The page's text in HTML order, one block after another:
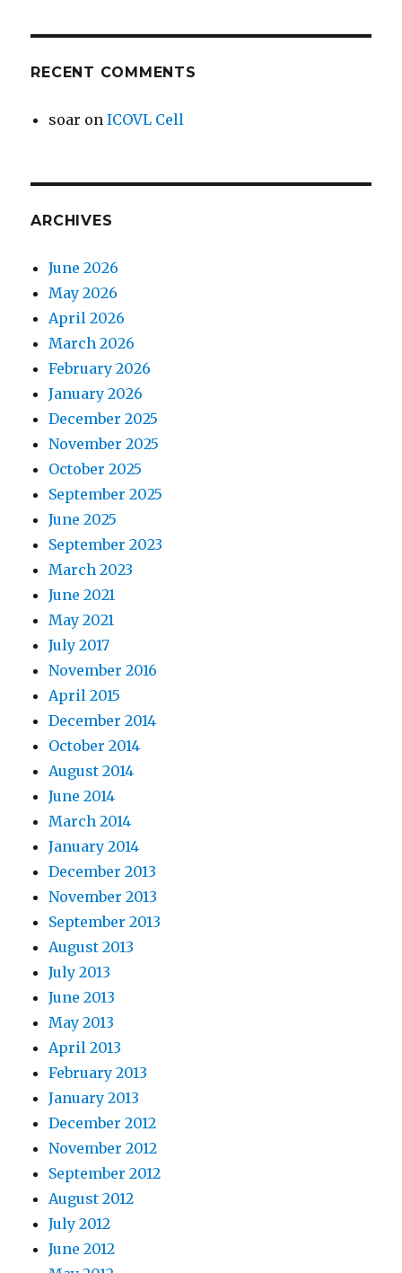
RECENT COMMENTS
soar onICOVL Cell
ARCHIVES
June 2026
May 2026
April 2026
March 2026
February 2026
January 2026
December 2025
November 2025
October 2025
September 2025
June 2025
September 2023
March 2023
June 2021
May 2021
July 2017
November 2016
April 2015
December 2014
October 2014
August 2014
June 2014
March 2014
January 2014
December 2013
November 2013
September 2013
August 2013
July 2013
June 2013
May 2013
April 2013
February 2013
January 2013
December 2012
November 2012
September 2012
August 2012
July 2012
June 2012